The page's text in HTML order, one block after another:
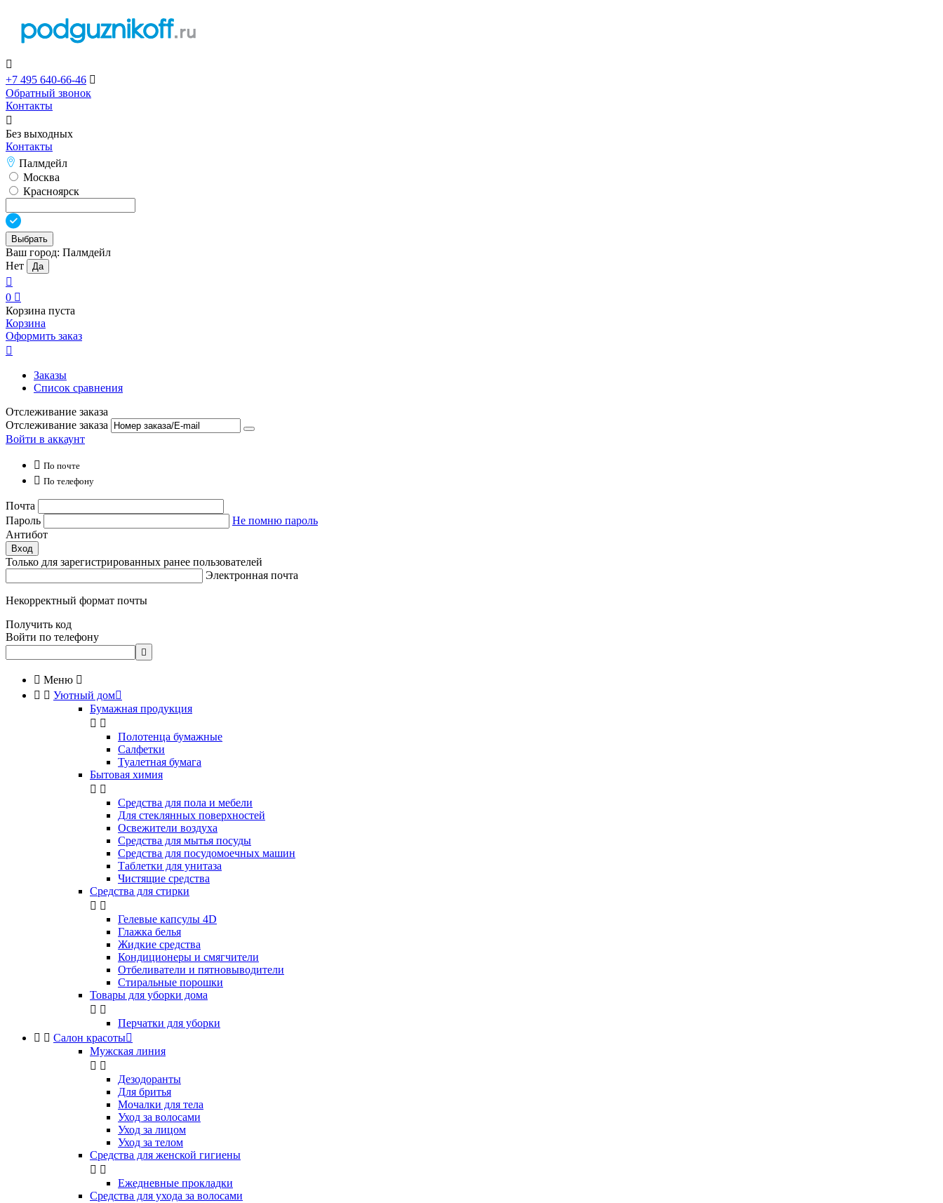

+7 495 640-66-46 
Обратный звонок
Контакты

Без выходных
Контакты
Палмдейл
Москва
Красноярск
Выбрать
Ваш город: Палмдейл
Нет
Да

0 
Корзина пуста
Корзина
Оформить заказ

Заказы
Список сравнения
Отслеживание заказа
Отслеживание заказа
Войти в аккаунт
 По почте
 По телефону
Почта
Пароль
Не помню пароль
Антибот
Вход
Только для зарегистрированных ранее пользователей
Электронная почта
Некорректный формат почты
Получить код
Войти по телефону

 Меню 
  Уютный дом
Бумажная продукция
 
Полотенца бумажные
Салфетки
Туалетная бумага
Бытовая химия
 
Cредства для пола и мебели
Для стеклянных поверхностей
Освежители воздуха
Средства для мытья посуды
Средства для посудомоечных машин
Таблетки для унитаза
Чистящие средства
Средства для стирки
 
Гелевые капсулы 4D
Глажка белья
Жидкие средства
Кондиционеры и смягчители
Отбеливатели и пятновыводители
Стиральные порошки
Товары для уборки дома
 
Перчатки для уборки
  Салон красоты
Мужская линия
 
Дезодоранты
Для бритья
Мочалки для тела
Уход за волосами
Уход за лицом
Уход за телом
Средства для женской гигиены
 
Ежедневные прокладки
Средства для ухода за волосами